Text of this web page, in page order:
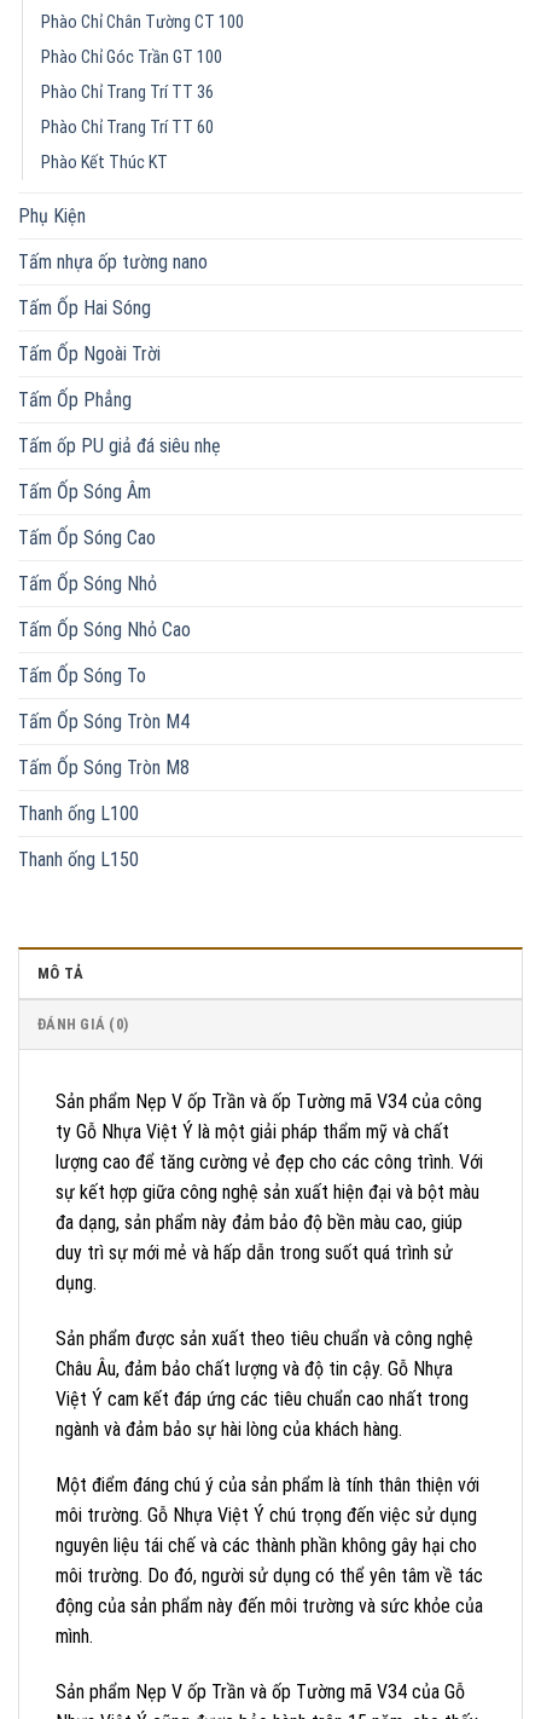
Phào Chỉ Chân Tường CT 100
Phào Chỉ Góc Trần GT 100
Phào Chỉ Trang Trí TT 36
Phào Chỉ Trang Trí TT 60
Phào Kết Thúc KT
Phụ Kiện
Tấm nhựa ốp tường nano
Tấm Ốp Hai Sóng
Tấm Ốp Ngoài Trời
Tấm Ốp Phẳng
Tấm ốp PU giả đá siêu nhẹ
Tấm Ốp Sóng Âm
Tấm Ốp Sóng Cao
Tấm Ốp Sóng Nhỏ
Tấm Ốp Sóng Nhỏ Cao
Tấm Ốp Sóng To
Tấm Ốp Sóng Tròn M4
Tấm Ốp Sóng Tròn M8
Thanh ống L100
Thanh ống L150
MÔ TẢ
ĐÁNH GIÁ (0)
Sản phẩm Nẹp V ốp Trần và ốp Tường mã V34 của công
ty Gỗ Nhựa Việt Ý là một giải pháp thẩm mỹ và chất
lượng cao để tăng cường vẻ đẹp cho các công trình. Với
sự kết hợp giữa công nghệ sản xuất hiện đại và bột màu
đa dạng, sản phẩm này đảm bảo độ bền màu cao, giúp
duy trì sự mới mẻ và hấp dẫn trong suốt quá trình sử
dụng.
Sản phẩm được sản xuất theo tiêu chuẩn và công nghệ
Châu Âu, đảm bảo chất lượng và độ tin cậy. Gỗ Nhựa
Việt Ý cam kết đáp ứng các tiêu chuẩn cao nhất trong
ngành và đảm bảo sự hài lòng của khách hàng.
Một điểm đáng chú ý của sản phẩm là tính thân thiện với
môi trường. Gỗ Nhựa Việt Ý chú trọng đến việc sử dụng
nguyên liệu tái chế và các thành phần không gây hại cho
môi trường. Do đó, người sử dụng có thể yên tâm về tác
động của sản phẩm này đến môi trường và sức khỏe của
mình.
Sản phẩm Nẹp V ốp Trần và ốp Tường mã V34 của Gỗ